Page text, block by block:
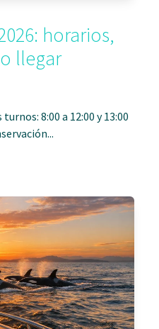
horarios,
llegar
8:00 a 12:00 y 13:00